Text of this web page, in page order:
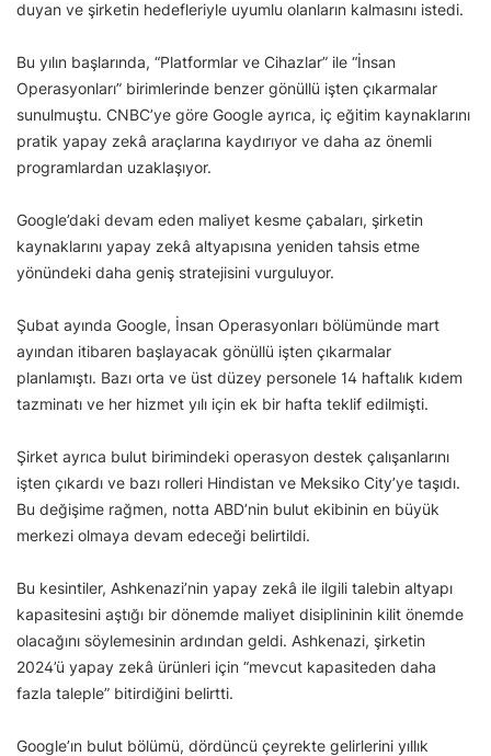
duyan ve şirketin hedefleriyle uyumlu olanların kalmasını istedi.
Bu yılın başlarında, “Platformlar ve Cihazlar” ile “İnsan
Operasyonları” birimlerinde benzer gönüllü işten çıkarmalar
sunulmuştu. CNBC’ye göre Google ayrıca, iç eğitim kaynaklarını
pratik yapay zekâ araçlarına kaydırıyor ve daha az önemli
programlardan uzaklaşıyor.
Google’daki devam eden maliyet kesme çabaları, şirketin
kaynaklarını yapay zekâ altyapısına yeniden tahsis etme
yönündeki daha geniş stratejisini vurguluyor.
Şubat ayında Google, İnsan Operasyonları bölümünde mart
ayından itibaren başlayacak gönüllü işten çıkarmalar
planlamıştı. Bazı orta ve üst düzey personele 14 haftalık kıdem
tazminatı ve her hizmet yılı için ek bir hafta teklif edilmişti.
Şirket ayrıca bulut birimindeki operasyon destek çalışanlarını
işten çıkardı ve bazı rolleri Hindistan ve Meksiko City’ye taşıdı.
Bu değişime rağmen, notta ABD’nin bulut ekibinin en büyük
merkezi olmaya devam edeceği belirtildi.
Bu kesintiler, Ashkenazi’nin yapay zekâ ile ilgili talebin altyapı
kapasitesini aştığı bir dönemde maliyet disiplininin kilit önemde
olacağını söylemesinin ardından geldi. Ashkenazi, şirketin
2024’ü yapay zekâ ürünleri için “mevcut kapasiteden daha
fazla taleple” bitirdiğini belirtti.
Google’ın bulut bölümü, dördüncü çeyrekte gelirlerini yıllık